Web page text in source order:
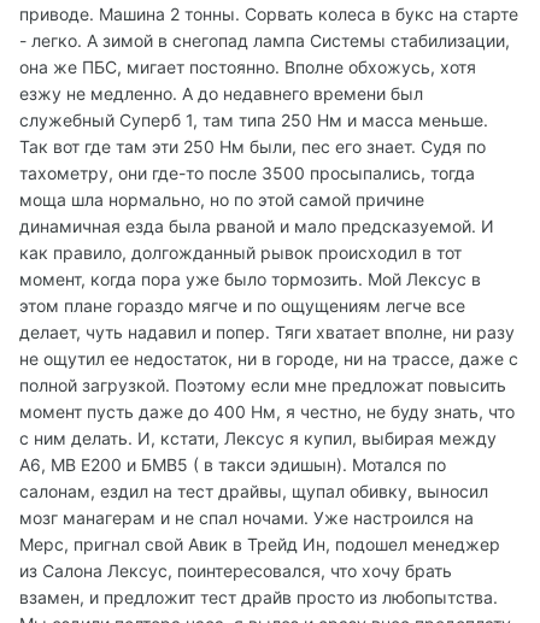
приводе. Машина 2 тонны. Сорвать колеса в букс на старте
- легко. А зимой в снегопад лампа Системы стабилизации,
она же ПБС, мигает постоянно. Вполне обхожусь, хотя
езжу не медленно. А до недавнего времени был
служебный Суперб 1, там типа 250 Нм и масса меньше.
Так вот где там эти 250 Нм были, пес его знает. Судя по
тахометру, они где-то после 3500 просыпались, тогда
моща шла нормально, но по этой самой причине
динамичная езда была рваной и мало предсказуемой. И
как правило, долгожданный рывок происходил в тот
момент, когда пора уже было тормозить. Мой Лексус в
этом плане гораздо мягче и по ощущениям легче все
делает, чуть надавил и попер. Тяги хватает вполне, ни разу
не ощутил ее недостаток, ни в городе, ни на трассе, даже с
полной загрузкой. Поэтому если мне предложат повысить
момент пусть даже до 400 Нм, я честно, не буду знать, что
с ним делать. И, кстати, Лексус я купил, выбирая между
А6, МВ Е200 и БМВ5 ( в такси эдишын). Мотался по
салонам, ездил на тест драйвы, щупал обивку, выносил
мозг манагерам и не спал ночами. Уже настроился на
Мерс, пригнал свой Авик в Трейд Ин, подошел менеджер
из Салона Лексус, поинтересовался, что хочу брать
взамен, и предложит тест драйв просто из любопытства.